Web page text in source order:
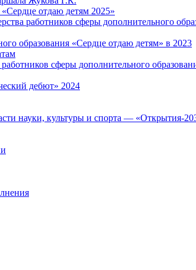
отдаю детям 2025»
работников сферы дополнительного
образования «Сердце отдаю детям» в 2023
сферы дополнительного
дебют» 2024
науки, культуры и спорта — «Открытия-